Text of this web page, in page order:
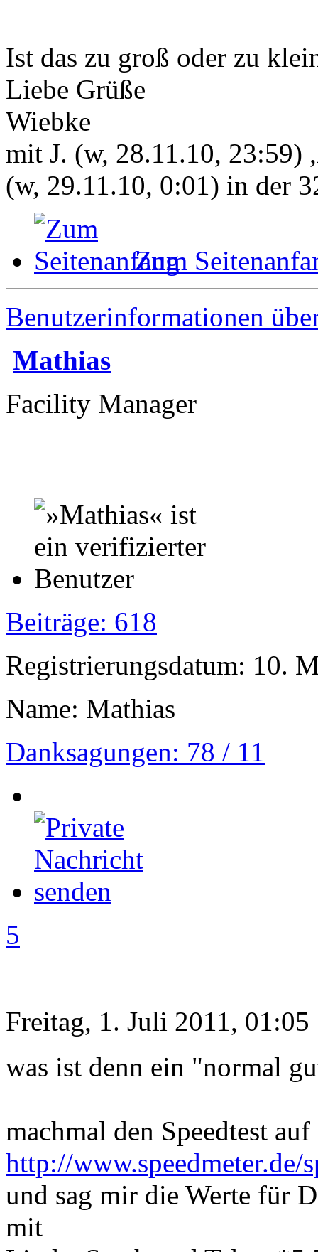
Ist das zu groß oder zu
Liebe Grüße
Wiebke
mit J. (w, 28.11.10, 23:59)
(w, 29.11.10, 0:01) in der
Zum
Benutzerinformationen
Mathias
Facility Manager
Beiträge: 618
Registrierungsdatum: 10.
Name: Mathias
Danksagungen: 78 / 11
5
Freitag, 1. Juli 2011, 01:05
was ist denn ein "normal
machmal den Speedtest
http://www.speedmeter.de/
und sag mir die Werte für
mit